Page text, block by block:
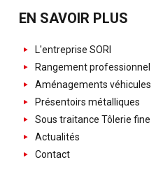
EN SAVOIR PLUS
L'entreprise SORI
Rangement professionnel
Aménagements véhicules
Présentoirs métalliques
Sous traitance Tôlerie fine
Actualités
Contact